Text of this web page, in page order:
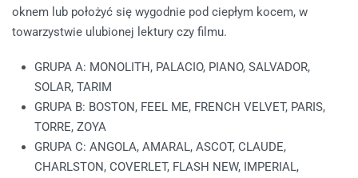
oknem lub położyć się wygodnie pod ciepłym kocem, w
towarzystwie ulubionej lektury czy filmu.
GRUPA A: MONOLITH, PALACIO, PIANO, SALVADOR,
SOLAR, TARIM
GRUPA B: BOSTON, FEEL ME, FRENCH VELVET, PARIS,
TORRE, ZOYA
GRUPA C: ANGOLA, AMARAL, ASCOT, CLAUDE,
CHARLSTON, COVERLET, FLASH NEW, IMPERIAL,